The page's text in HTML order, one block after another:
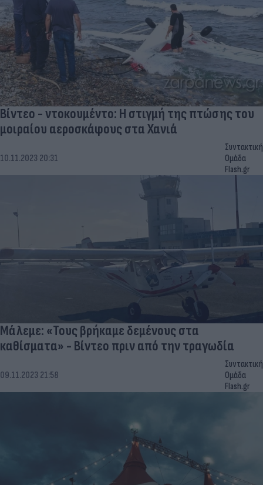
Βίντεο - ντοκουμέντο: Η στιγμή της πτώσης του
μοιραίου αεροσκάφους στα Χανιά
10.11.2023 20:31
Συντακτική
Ομάδα
Flash.gr
Μάλεμε: «Τους βρήκαμε δεμένους στα
καθίσματα» - Βίντεο πριν από την τραγωδία
09.11.2023 21:58
Συντακτική
Ομάδα
Flash.gr